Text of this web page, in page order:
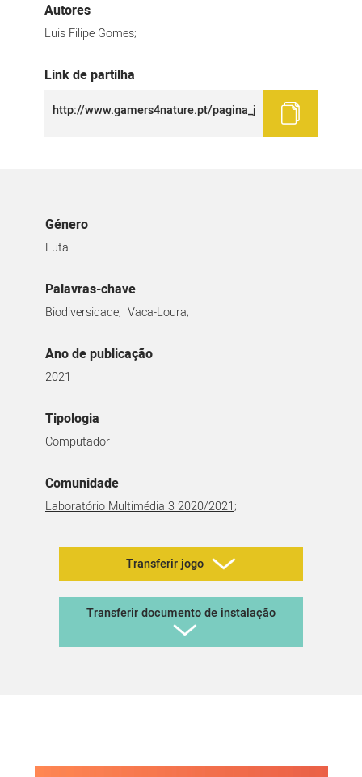
Autores
Luis Filipe Gomes;
Link de partilha
Género
Luta
Palavras-chave
Biodiversidade; Vaca-Loura;
Ano de publicação
2021
Tipologia
Computador
Comunidade
Laboratório Multimédia 3 2020/2021;
Transferir jogo
Transferir documento de instalação